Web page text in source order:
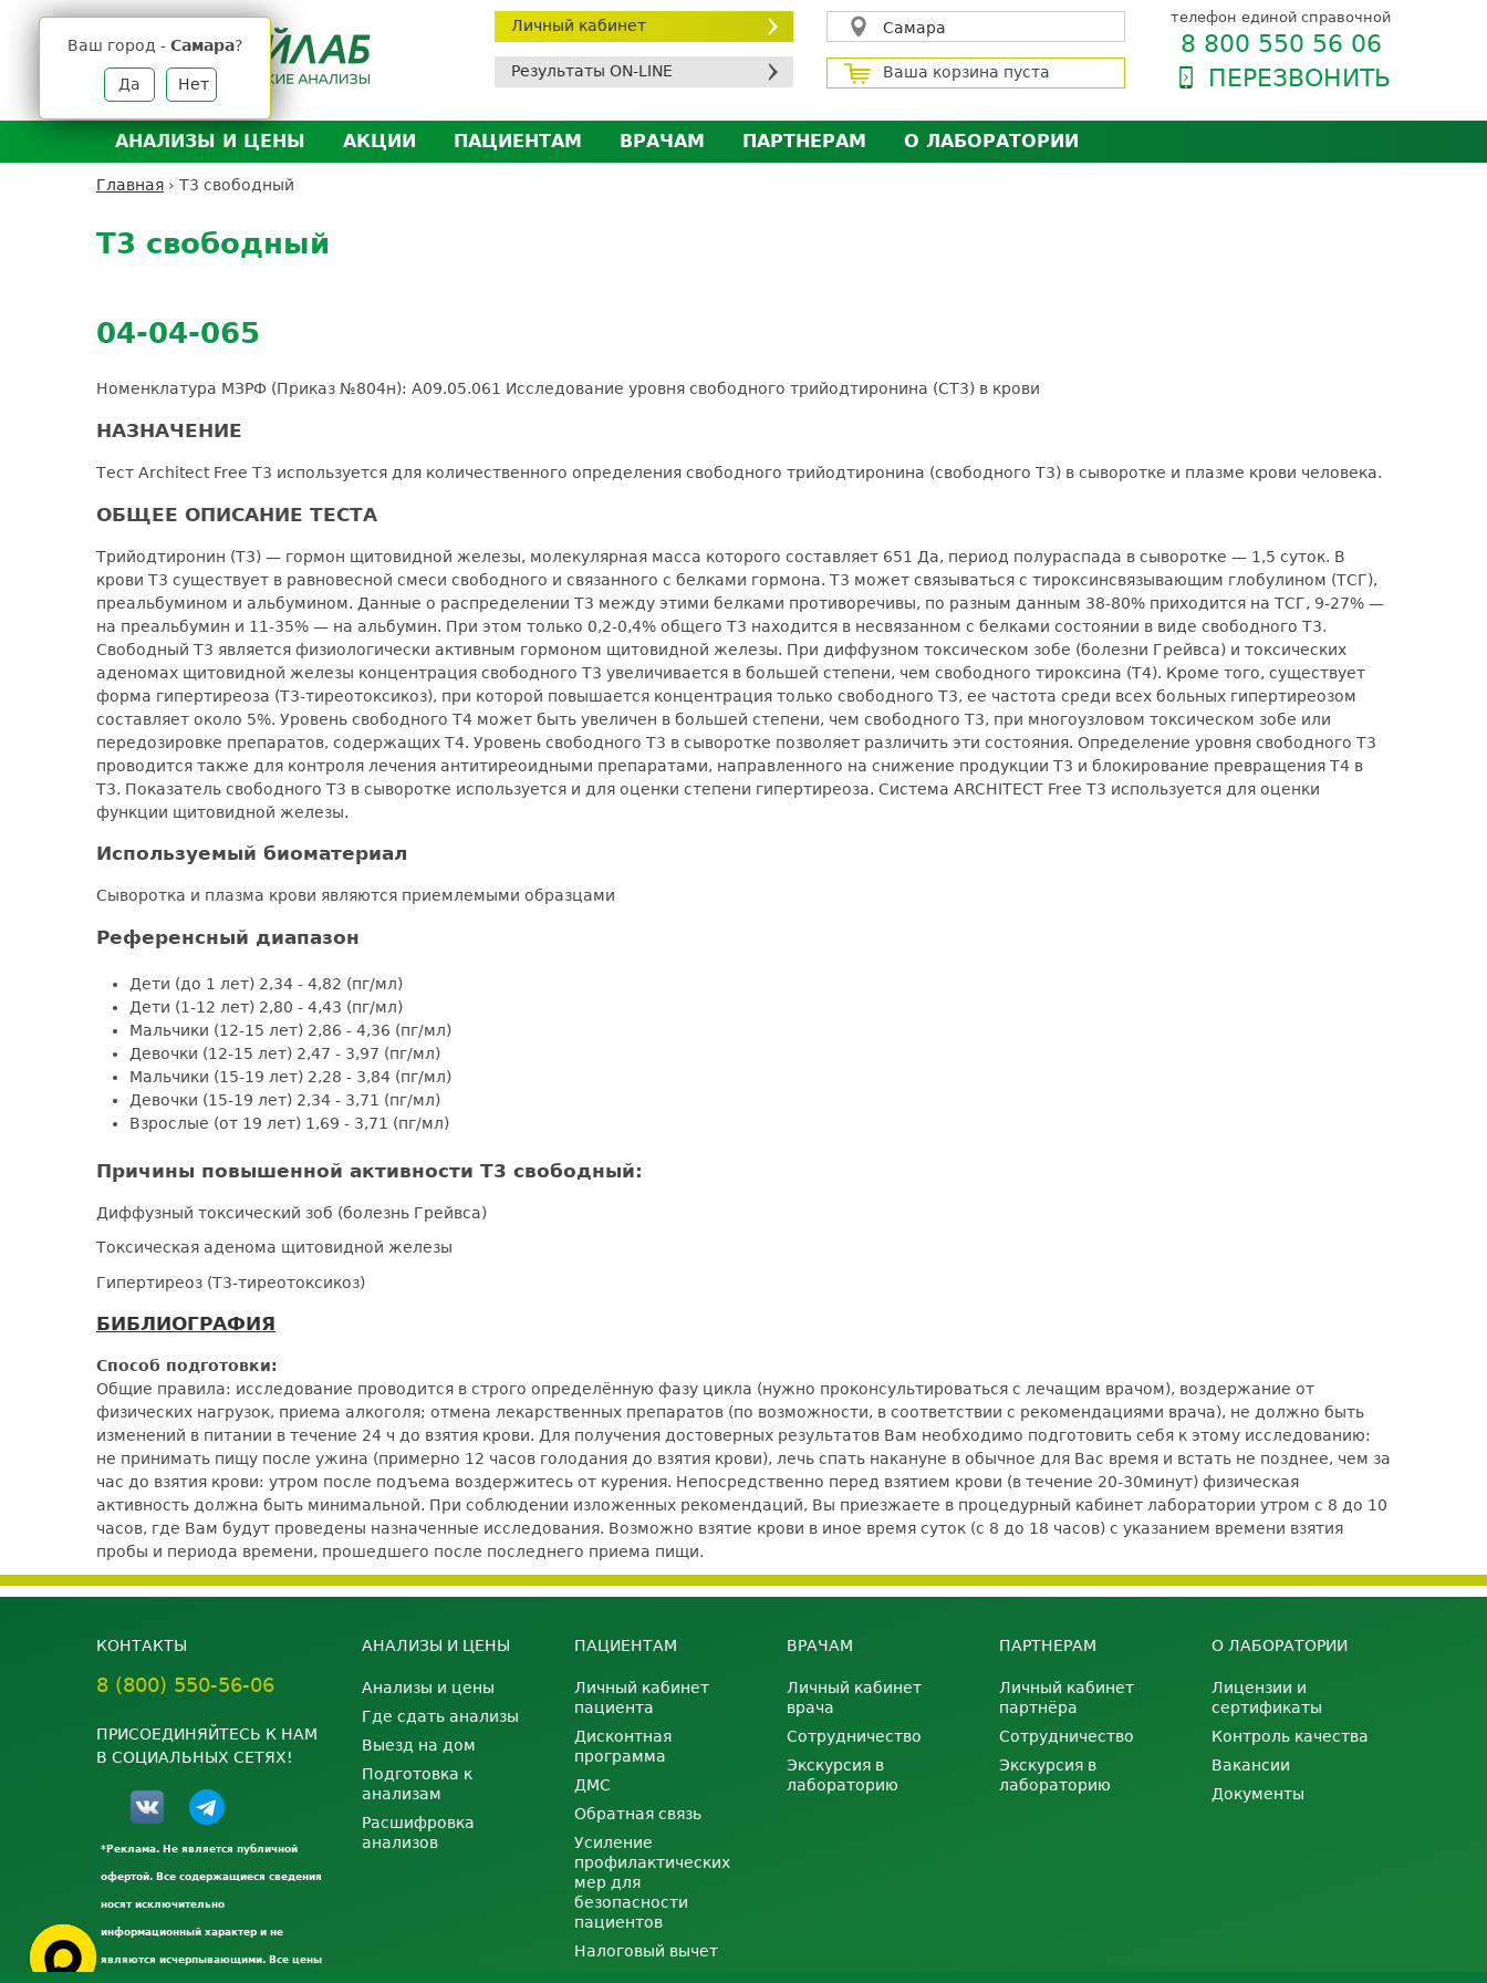
Личный кабинет
Результаты ON-LINE
Самара
Ваш город - Самара?
Да Нет
Ваша корзина пуста
телефон единой справочной
8 800 550 56 06
ПЕРЕЗВОНИТЬ
АНАЛИЗЫ И ЦЕНЫ
Анализы и цены
Выезд на дом
Расшифровка анализов
АКЦИИ
ПАЦИЕНТАМ
ВРАЧАМ
ПАРТНЕРАМ
О ЛАБОРАТОРИИ
Главная › Т3 свободный
to
top
Т3 свободный
04-04-065
Номенклатура МЗРФ (Приказ №804н): A09.05.061 Исследование уровня свободного трийодтиронина (СТ3) в крови
НАЗНАЧЕНИЕ
Тест Architect Free T3 используется для количественного определения свободного трийодтиронина (свободного Т3) в сыворотке и плазме крови человека.
ОБЩЕЕ ОПИСАНИЕ ТЕСТА
Трийодтиронин (Т3) — гормон щитовидной железы, молекулярная масса которого составляет 651 Да, период полураспада в сыворотке — 1,5 суток. В
крови Т3 существует в равновесной смеси свободного и связанного с белками гормона. Т3 может связываться с тироксинсвязывающим глобулином (ТСГ),
преальбумином и альбумином. Данные о распределении Т3 между этими белками противоречивы, по разным данным 38-80% приходится на ТСГ, 9-27% —
на преальбумин и 11-35% — на альбумин. При этом только 0,2-0,4% общего Т3 находится в несвязанном с белками состоянии в виде свободного Т3.
Свободный Т3 является физиологически активным гормоном щитовидной железы. При диффузном токсическом зобе (болезни Грейвса) и токсических
аденомах щитовидной железы концентрация свободного Т3 увеличивается в большей степени, чем свободного тироксина (Т4). Кроме того, существует
форма гипертиреоза (Т3-тиреотоксикоз), при которой повышается концентрация только свободного Т3, ее частота среди всех больных гипертиреозом
составляет около 5%. Уровень свободного Т4 может быть увеличен в большей степени, чем свободного Т3, при многоузловом токсическом зобе или
передозировке препаратов, содержащих Т4. Уровень свободного Т3 в сыворотке позволяет различить эти состояния. Определение уровня свободного Т3
проводится также для контроля лечения антитиреоидными препаратами, направленного на снижение продукции Т3 и блокирование превращения Т4 в
Т3. Показатель свободного Т3 в сыворотке используется и для оценки степени гипертиреоза. Система ARCHITECT Free T3 используется для оценки
функции щитовидной железы.
Используемый биоматериал
Сыворотка и плазма крови являются приемлемыми образцами
Референсный диапазон
Дети (до 1 лет) 2,34 - 4,82 (пг/мл)
Дети (1-12 лет) 2,80 - 4,43 (пг/мл)
Мальчики (12-15 лет) 2,86 - 4,36 (пг/мл)
Девочки (12-15 лет) 2,47 - 3,97 (пг/мл)
Мальчики (15-19 лет) 2,28 - 3,84 (пг/мл)
Девочки (15-19 лет) 2,34 - 3,71 (пг/мл)
Взрослые (от 19 лет) 1,69 - 3,71 (пг/мл)
Причины повышенной активности Т3 свободный:
Диффузный токсический зоб (болезнь Грейвса)
Токсическая аденома щитовидной железы
Гипертиреоз (Т3-тиреотоксикоз)
БИБЛИОГРАФИЯ
Способ подготовки:
Общие правила: исследование проводится в строго определённую фазу цикла (нужно проконсультироваться с лечащим врачом), воздержание от
физических нагрузок, приема алкоголя; отмена лекарственных препаратов (по возможности, в соответствии с рекомендациями врача), не должно быть
изменений в питании в течение 24 ч до взятия крови. Для получения достоверных результатов Вам необходимо подготовить себя к этому исследованию:
не принимать пищу после ужина (примерно 12 часов голодания до взятия крови), лечь спать накануне в обычное для Вас время и встать не позднее, чем за
час до взятия крови: утром после подъема воздержитесь от курения. Непосредственно перед взятием крови (в течение 20-30минут) физическая
активность должна быть минимальной. При соблюдении изложенных рекомендаций, Вы приезжаете в процедурный кабинет лаборатории утром с 8 до 10
часов, где Вам будут проведены назначенные исследования. Возможно взятие крови в иное время суток (с 8 до 18 часов) с указанием времени взятия
пробы и периода времени, прошедшего после последнего приема пищи.
КОНТАКТЫ
8 (800) 550-56-06
ПРИСОЕДИНЯЙТЕСЬ К НАМ
В СОЦИАЛЬНЫХ СЕТЯХ!
*Реклама. Не является публичной
офертой. Все содержащиеся сведения
носят исключительно
информационный характер и не
являются исчерпывающими. Все цены
АНАЛИЗЫ И ЦЕНЫ
Анализы и цены
Где сдать анализы
Выезд на дом
Подготовка к
анализам
Расшифровка
анализов
ПАЦИЕНТАМ
Личный кабинет
пациента
Дисконтная
программа
ДМС
Обратная связь
Усиление
профилактических
мер для
безопасности
пациентов
Налоговый вычет
ВРАЧАМ
Личный кабинет
врача
Сотрудничество
Экскурсия в
лабораторию
ПАРТНЕРАМ
Личный кабинет
партнёра
Сотрудничество
Экскурсия в
лабораторию
О ЛАБОРАТОРИИ
Лицензии и
сертификаты
Контроль качества
Вакансии
Документы